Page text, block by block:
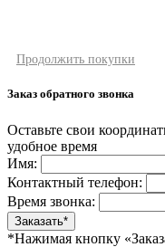
Продолжить покупки
Заказ обратного звонка
Оставьте свои
удобное время
Имя:
Контактный телефон:
Время звонка:
*Нажимая кнопку